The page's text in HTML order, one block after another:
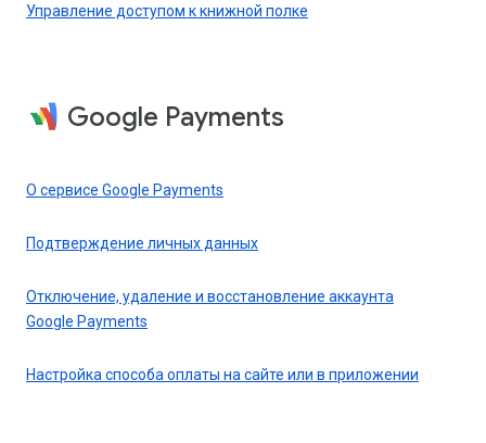
Управление доступом к книжной полке
Google Payments
О сервисе Google Payments
Подтверждение личных данных
Отключение, удаление и восстановление аккаунта
Google Payments
Настройка способа оплаты на сайте или в приложении